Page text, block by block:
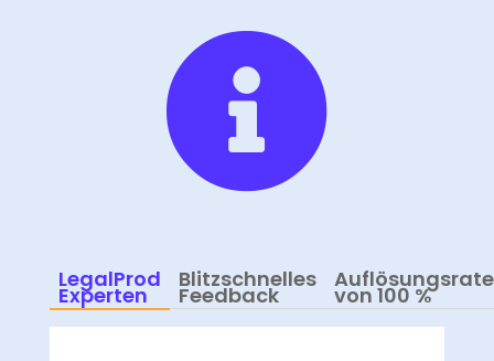

LegalProd
Experten
Blitzschnelles
Feedback
Auflösungsrate
von 100 %